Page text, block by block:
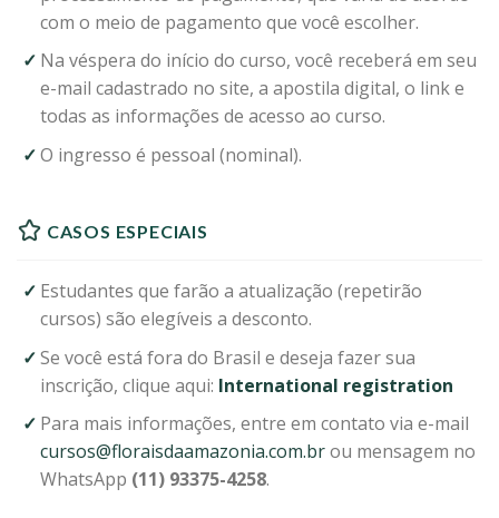
com o meio de pagamento que você escolher.
Na véspera do início do curso, você receberá em seu
e-mail cadastrado no site, a apostila digital, o link e
todas as informações de acesso ao curso.
O ingresso é pessoal (nominal).
CASOS ESPECIAIS
Estudantes que farão a atualização (repetirão
cursos) são elegíveis a desconto.
Se você está fora do Brasil e deseja fazer sua
inscrição, clique aqui: International registration
Para mais informações, entre em contato via e-mail
cursos@floraisdaamazonia.com.brou mensagem no
WhatsApp (11) 93375-4258.